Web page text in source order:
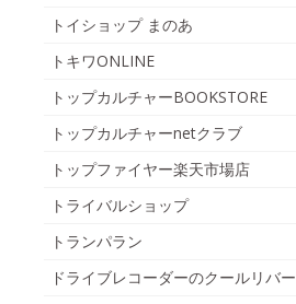
トイショップ まのあ
トキワONLINE
トップカルチャーBOOKSTORE
トップカルチャーnetクラブ
トップファイヤー楽天市場店
トライバルショップ
トランパラン
ドライブレコーダーのクールリバー